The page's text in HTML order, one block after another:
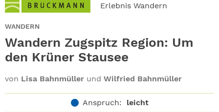
Erlebnis Wandern
WANDERN
Wandern Zugspitz Region: Um
den Krüner Stausee
von Lisa Bahnmüller und Wilfried Bahnmüller
Anspruch: leicht
ABO
GEWINNEN
NEWSLETTER